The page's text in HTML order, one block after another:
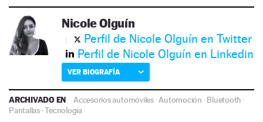
Nicole Olguín
Perfil de Nicole Olguín en Twitter
Perfil de Nicole Olguín en Linkedin
VER BIOGRAFÍA
ARCHIVADO EN Accesorios automóviles·Automoción ·Bluetooth ·
Pantallas·Tecnología